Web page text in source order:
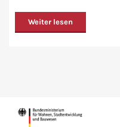
Weiter lesen